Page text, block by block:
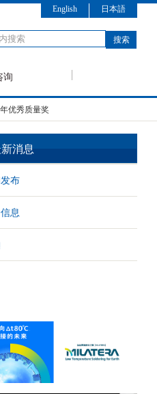
日本語
English
询
优秀质量奖
消息
布
息